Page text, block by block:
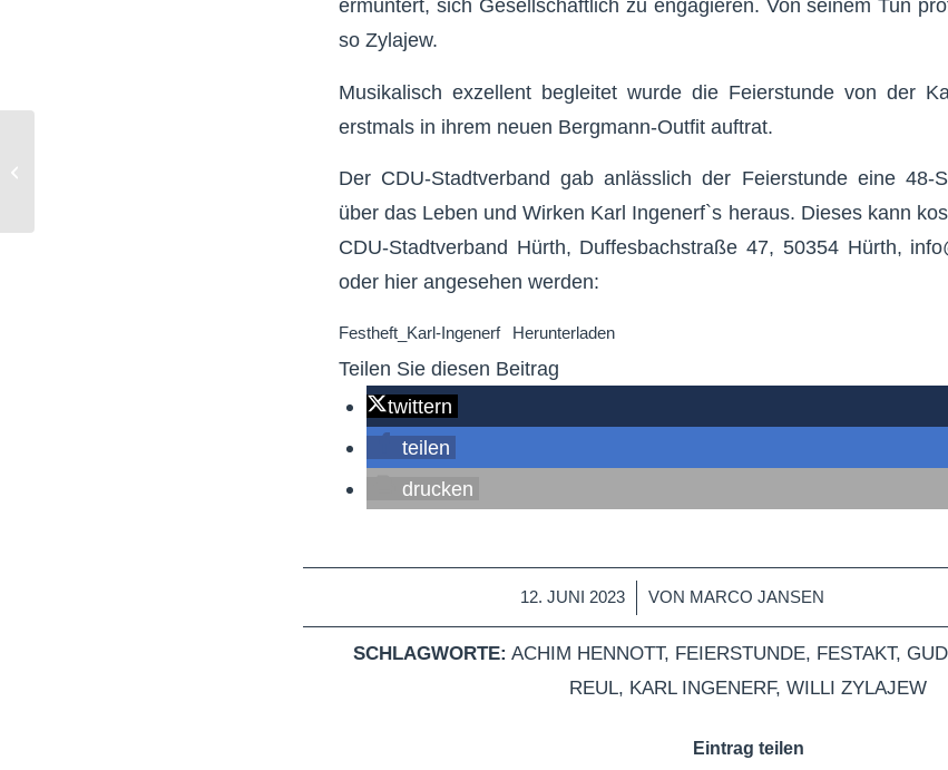
ermuntert, sich Gesellschaftlich zu engagieren. Von seinem Tun
so Zylajew.
Musikalisch exzellent begleitet wurde die Feierstunde von der
erstmals in ihrem neuen Bergmann-Outfit auftrat.
Der CDU-Stadtverband gab anlässlich der Feierstunde eine 48-
über das Leben und Wirken Karl Ingenerf`s heraus. Dieses kann
CDU-Stadtverband Hürth, Duffesbachstraße 47, 50354 Hürth,
oder hier angesehen werden:
Festheft_Karl-Ingenerf Herunterladen
Teilen Sie diesen Beitrag
twittern
teilen
drucken
12. JUNI 2023
/ VON MARCO JANSEN
SCHLAGWORTE: ACHIM HENNOTT, FEIERSTUNDE, FESTAKT,
REUL, KARL INGENERF,WILLI ZYLAJEW
Eintrag teilen